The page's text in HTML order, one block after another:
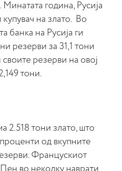
година, Русија
купувач на злато. Во
банка на Русија ги
резерви за 31,1 тони
своите резерви на овој
тони.
2.518 тони злато, што
од вкупните
Францускиот
во неколку наврати